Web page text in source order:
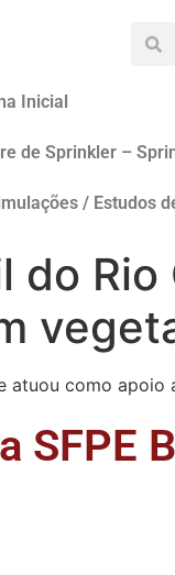
Inicial
de Sprinkler –
/ Estudos
do
atuou como
SFPE